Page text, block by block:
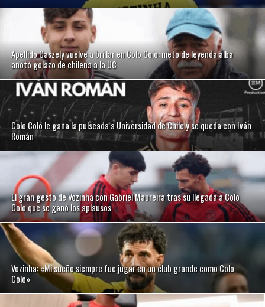
Apellido Caszely vuelve a brillar en Colo Colo: nieto de leyenda alba
anotó golazo de chilena a la UC
Colo Colo le gana la pulseada a Universidad de Chile y se queda con Iván
Román
El gran gesto de Vozinha con Gabriel Maureira tras su llegada a Colo
Colo que se ganó los aplausos
Vozinha: «Mi sueño siempre fue jugar en un club grande como Colo
Colo»